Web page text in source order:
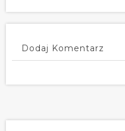
Dodaj Komentarz